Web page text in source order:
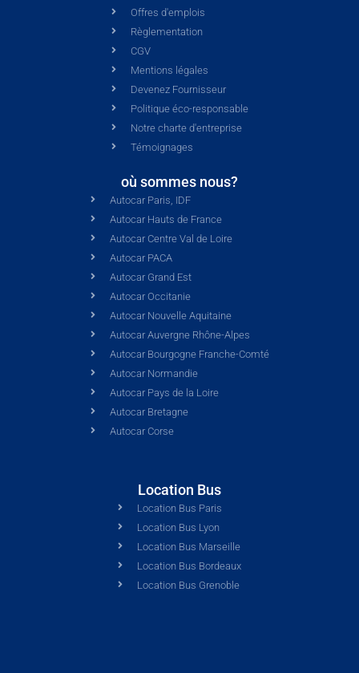
Offres d'emplois
Règlementation
CGV
Mentions légales
Devenez Fournisseur
Politique éco-responsable
Notre charte d'entreprise
Témoignages
où sommes nous?
Autocar Paris, IDF
Autocar Hauts de France
Autocar Centre Val de Loire
Autocar PACA
Autocar Grand Est
Autocar Occitanie
Autocar Nouvelle Aquitaine
Autocar Auvergne Rhône-Alpes
Autocar Bourgogne Franche-Comté
Autocar Normandie
Autocar Pays de la Loire
Autocar Bretagne
Autocar Corse
Location Bus
Location Bus Paris
Location Bus Lyon
Location Bus Marseille
Location Bus Bordeaux
Location Bus Grenoble